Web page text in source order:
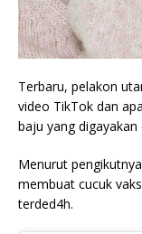
Terbaru, pelakon
video TikTok dan
baju yang
Menurut
membuat cucuk
terded4h.